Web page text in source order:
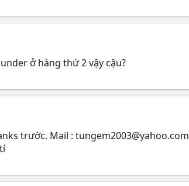
ở hàng thứ 2 vậy cậu?
trước. Mail : tungem2003@yahoo.com